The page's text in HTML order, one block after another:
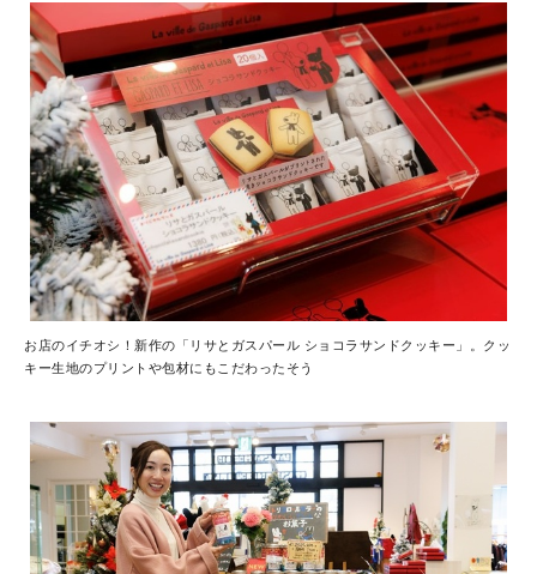
お店のイチオシ！新作の「リサとガスパール ショコラサンドクッキー」。クッ
キー生地のプリントや包材にもこだわったそう